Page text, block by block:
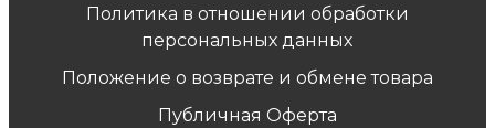
Политика в отношении обработки
персональных данных
Положение о возврате и обмене товара
Публичная Оферта